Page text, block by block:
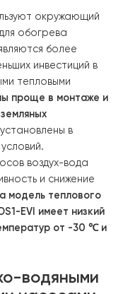
всей площади
блока.
для обогрева
являются более
меньших инвестиций
тепловыми
проще в
земляных
условий.